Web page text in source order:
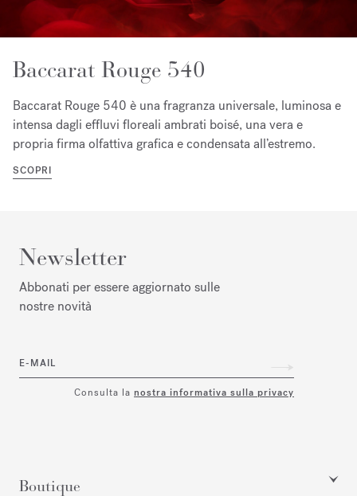
Baccarat Rouge 540
Baccarat Rouge 540 è una fragranza universale, luminosa e
intensa dagli effluvi floreali ambrati boisé, una vera e
propria firma olfattiva grafica e condensata all’estremo.
SCOPRI
Newsletter
Abbonati per essere aggiornato sulle
nostre novità
E-MAIL
Consulta la nostra informativa sulla privacy
Boutique